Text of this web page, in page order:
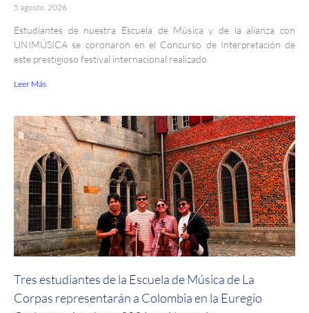
5 agosto, 2026
Estudiantes de nuestra Escuela de Música y de la alianza con
UNIMÚSICA se coronaron en el Concurso de Interpretación de
este prestigioso festival internacional realizado
Leer Más
Tres estudiantes de la Escuela de Música de La
Corpas representarán a Colombia en la Euregio